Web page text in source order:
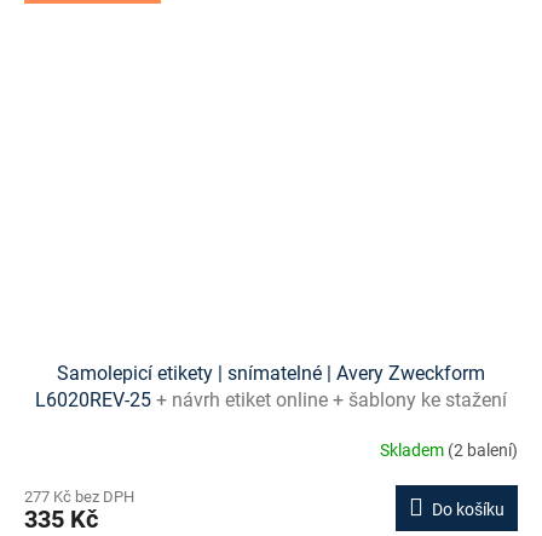
Samolepicí etikety | snímatelné | Avery Zweckform
L6020REV-25 + návrh etiket online + šablony ke stažení
Skladem (2 balení)
277 Kč bez DPH
335 Kč Do košíku